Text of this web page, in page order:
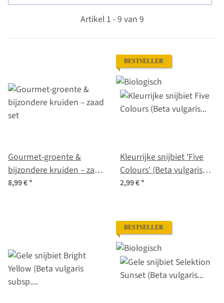
Artikel 1 - 9 van 9
Gourmet-groente &
bijzondere kruiden – zaad
set
8,99 €*
BESTSELLER
Kleurrijke snijbiet 'Five
Colours' (Beta vulgaris
ssp.vulgaris) bio zaad
2,99 €*
BESTSELLER